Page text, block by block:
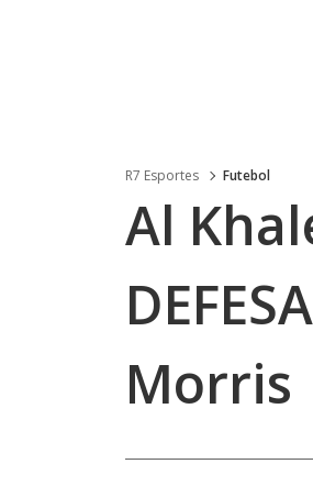
R7 Esportes Futebol
Al
Morris